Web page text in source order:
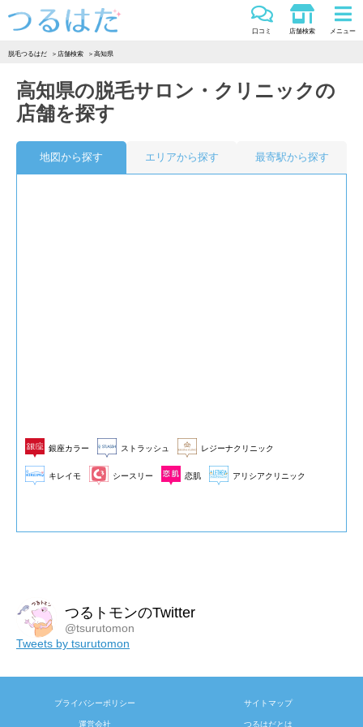
口コミ 店舗検索 メニュー
脱毛つるはだ 店舗検索 高知県
高知県の脱毛サロン・クリニックの
店舗を探す
地図から探す エリアから探す 最寄駅から探す
銀座カラー ストラッシュ レジーナクリニック
キレイモ シースリー 恋肌 アリシアクリニック
つるトモンのTwitter
@tsurutomon
Tweets by tsurutomon
プライバシーポリシー サイトマップ
運営会社 つるはだとは